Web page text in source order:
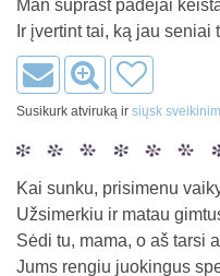
Man suprast padėjai
Ir įvertint tai, ką jau seniai
Susikurk atviruką ir siųsk
Kai sunku, prisimenu
Užsimerkiu ir matau
Sėdi tu, mama, o aš tarsi
Jums rengiu juokingus